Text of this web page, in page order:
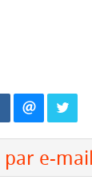
par e-mail